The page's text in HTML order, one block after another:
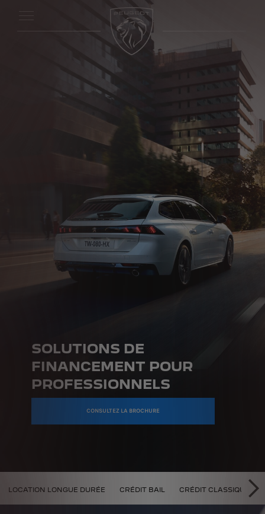
SOLUTIONS DE
FINANCEMENT POUR
PROFESSIONNELS
CONSULTEZ LA BROCHURE
FINANCEMENT
LOCATION LONGUE DURÉE CRÉDIT BAIL CRÉDIT CLASSIQUE